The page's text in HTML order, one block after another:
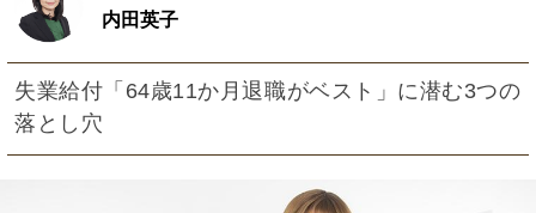
内田英子
失業給付「64歳11か月退職がベスト」に潜む3つの
落とし穴